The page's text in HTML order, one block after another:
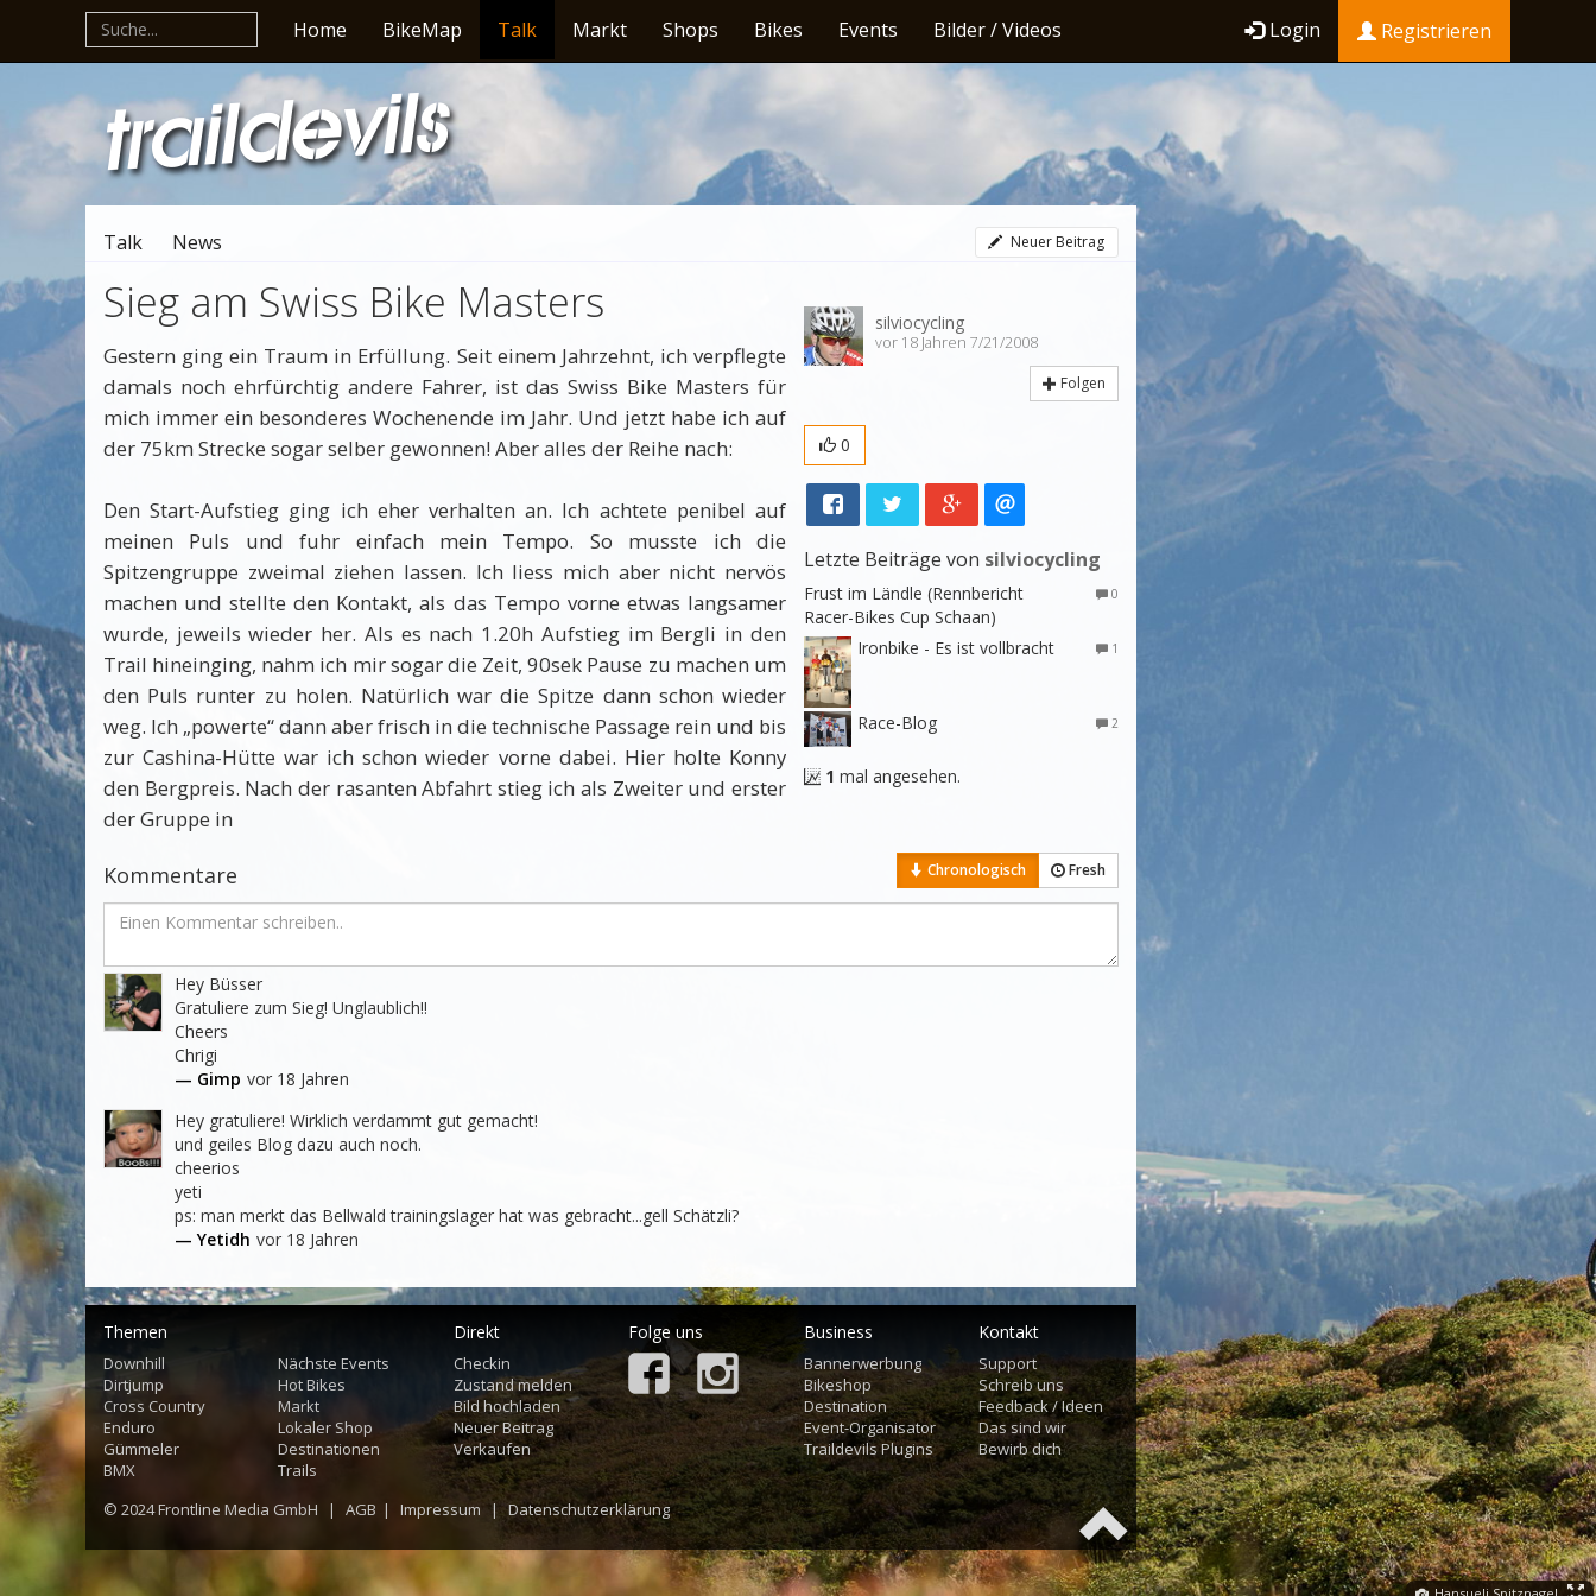
Home BikeMap Talk Markt Shops Bikes Events Bilder / Videos Login Registrieren
Talk News Neuer Beitrag
Sieg am Swiss Bike Masters
Gestern ging ein Traum in Erfüllung. Seit einem Jahrzehnt, ich verpflegte
damals noch ehrfürchtig andere Fahrer, ist das Swiss Bike Masters für
mich immer ein besonderes Wochenende im Jahr. Und jetzt habe ich auf
der 75km Strecke sogar selber gewonnen! Aber alles der Reihe nach:
Den Start-Aufstieg ging ich eher verhalten an. Ich achtete penibel auf
meinen Puls und fuhr einfach mein Tempo. So musste ich die
Spitzengruppe zweimal ziehen lassen. Ich liess mich aber nicht nervös
machen und stellte den Kontakt, als das Tempo vorne etwas langsamer
wurde, jeweils wieder her. Als es nach 1.20h Aufstieg im Bergli in den
Trail hineinging, nahm ich mir sogar die Zeit, 90sek Pause zu machen um
den Puls runter zu holen. Natürlich war die Spitze dann schon wieder
weg. Ich „powerte“ dann aber frisch in die technische Passage rein und bis
zur Cashina-Hütte war ich schon wieder vorne dabei. Hier holte Konny
den Bergpreis. Nach der rasanten Abfahrt stieg ich als Zweiter und erster
der Gruppe in
silviocycling
vor 18 Jahren 7/21/2008
Folgen
0
Letzte Beiträge von silviocycling
Frust im Ländle (Rennbericht
Racer-Bikes Cup Schaan)
0
Ironbike - Es ist vollbracht 1
Race-Blog 2
1 mal angesehen.
Kommentare Chronologisch Fresh
Hey Büsser
Gratuliere zum Sieg! Unglaublich!!
Cheers
Chrigi
— Gimp vor 18 Jahren
Hey gratuliere! Wirklich verdammt gut gemacht!
und geiles Blog dazu auch noch.
cheerios
yeti
ps: man merkt das Bellwald trainingslager hat was gebracht...gell Schätzli?
— Yetidh vor 18 Jahren
Themen
Downhill
Dirtjump
Cross Country
Enduro
Gümmeler
BMX
Nächste Events
Hot Bikes
Markt
Lokaler Shop
Destinationen
Trails
Direkt
Checkin
Zustand melden
Bild hochladen
Neuer Beitrag
Verkaufen
Folge uns Business
Bannerwerbung
Bikeshop
Destination
Event-Organisator
Traildevils Plugins
Kontakt
Support
Schreib uns
Feedback / Ideen
Das sind wir
Bewirb dich
© 2024Frontline Media GmbH | AGB | Impressum | Datenschutzerklärung